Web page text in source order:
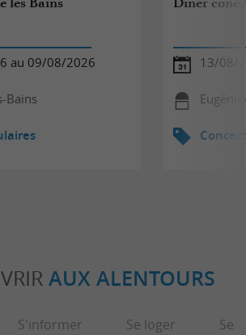
au 09/08/2026
Bains
13/08/
AUX ALENTOURS
S'informer Se loger Se